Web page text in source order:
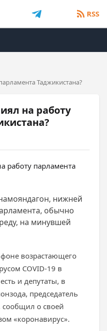
RSS
Таджикистана?
на работу
нижней
обычно
на минувшей
возрастающего
COVID-19 в
и депутаты, в
председатель
сообщил о своей
«коронавирус».